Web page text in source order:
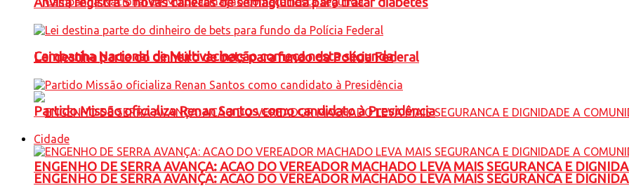
Campanha Nacional de Multivacinação começa nesta segunda
ENGENHO DE SERRA AVANÇA: ACAO DO VEREADOR MACHADO LEVA MAIS SEGURANCA E
Lei destina parte do dinheiro de bets para fundo da Polícia Federal
Partido Missão oficializa Renan Santos como candidato à Presidência
Cidade
ENGENHO DE SERRA AVANÇA: ACAO DO VEREADOR MACHADO LEVA MAIS SEGURANCA E